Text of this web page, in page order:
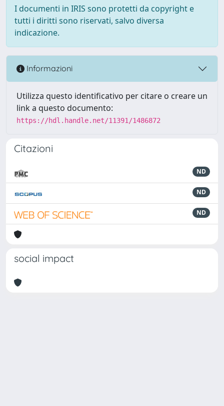
I documenti in IRIS sono protetti da copyright e
tutti i diritti sono riservati, salvo diversa
indicazione.
Informazioni
Utilizza questo identificativo per citare o creare un
link a questo documento:
https://hdl.handle.net/11391/1486872
Citazioni
ND
ND
ND
social impact